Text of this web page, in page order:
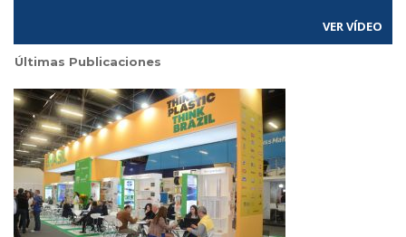
VER VÍDEO
Últimas Publicaciones